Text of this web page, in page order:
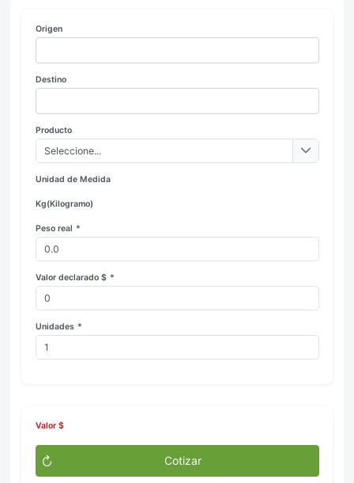
Origen
Destino
Producto
Seleccione...
Unidad de Medida
Kg(Kilogramo)
Peso real *
Valor declarado $ *
Unidades *
Valor $
Cotizar